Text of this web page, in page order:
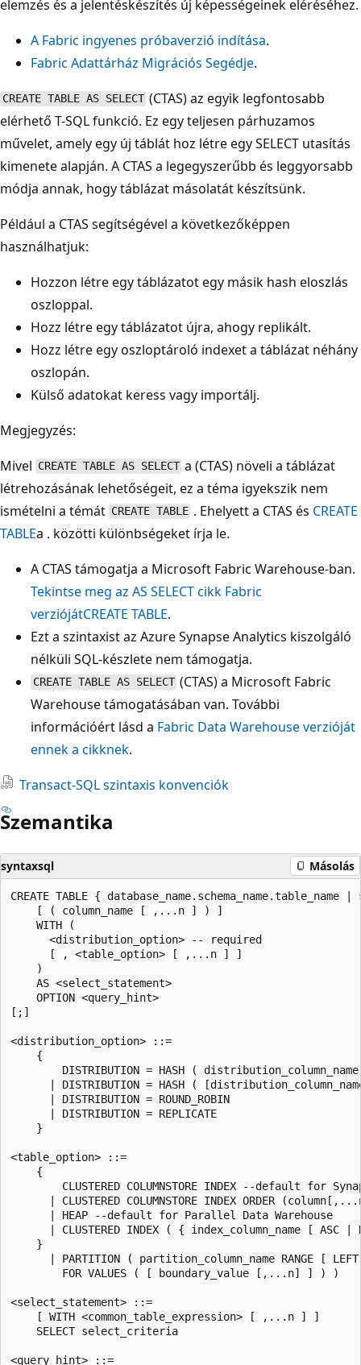
elemzés és a jelentéskészítés új képességeinek eléréséhez.
A Fabric ingyenes próbaverzió indítása.
Fabric Adattárház Migrációs Segédje.
CREATE TABLE AS SELECT (CTAS) az egyik legfontosabb
elérhető T-SQL funkció. Ez egy teljesen párhuzamos
művelet, amely egy új táblát hoz létre egy SELECT utasítás
kimenete alapján. A CTAS a legegyszerűbb és leggyorsabb
módja annak, hogy táblázat másolatát készítsünk.
Például a CTAS segítségével a következőképpen
használhatjuk:
Hozzon létre egy táblázatot egy másik hash eloszlás
oszloppal.
Hozz létre egy táblázatot újra, ahogy replikált.
Hozz létre egy oszloptároló indexet a táblázat néhány
oszlopán.
Külső adatokat keress vagy importálj.
Megjegyzés:
Mivel CREATE TABLE AS SELECT a (CTAS) növeli a táblázat
létrehozásának lehetőségeit, ez a téma igyekszik nem
ismételni a témát CREATE TABLE . Ehelyett a CTAS és CREATE
TABLEa . közötti különbségeket írja le.
A CTAS támogatja a Microsoft Fabric Warehouse-ban.
Tekintse meg az AS SELECT cikk Fabric
verziójátCREATE TABLE.
Ezt a szintaxist az Azure Synapse Analytics kiszolgáló
nélküli SQL-készlete nem támogatja.
CREATE TABLE AS SELECT (CTAS) a Microsoft Fabric
Warehouse támogatásában van. További
információért lásd a Fabric Data Warehouse verzióját
ennek a cikknek.
Transact-SQL szintaxis konvenciók
Szemantika
syntaxsql Másolás
CREATE TABLE {
    [ ( column_name [ ,...n ] ) ]
    WITH (
      <distribution_option> -- required
      [ , <table_option> [ ,...n ] ]
    )
    AS <select_statement>
    OPTION <query_hint>
[;]
<distribution_option> ::=
    {
DISTRIBUTION = HASH (
| DISTRIBUTION = HASH (
      | DISTRIBUTION = ROUND_ROBIN
      | DISTRIBUTION = REPLICATE
    }
<table_option> ::=
    {
CLUSTERED COLUMNSTORE INDEX --default for
| CLUSTERED COLUMNSTORE INDEX ORDER
      | HEAP --default for Parallel Data Warehouse
| CLUSTERED INDEX ( { index_column_name [ ASC
    }
| PARTITION ( partition_column_name RANGE [
        FOR VALUES ( [ boundary_value [,...n] ] ) )
<select_statement> ::=
    [ WITH <common_table_expression> [ ,...n ] ]
    SELECT select_criteria
<query_hint> ::=